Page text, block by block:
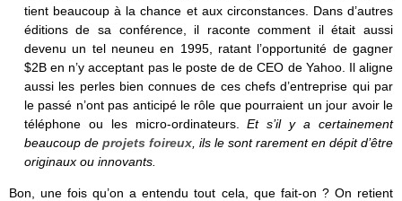
tient beaucoup à la chance et aux circonstances. Dans d’autres
éditions de sa conférence, il raconte comment il était aussi
devenu un tel neuneu en 1995, ratant l’opportunité de gagner
$2B en n’y acceptant pas le poste de de CEO de Yahoo. Il aligne
aussi les perles bien connues de ces chefs d’entreprise qui par
le passé n’ont pas anticipé le rôle que pourraient un jour avoir le
téléphone ou les micro-ordinateurs.Et s’il y a certainement
beaucoup de projets foireux, ils le sont rarement en dépit d’être
originaux ou innovants.
Bon, une fois qu’on a entendu tout cela, que fait-on ? On retient